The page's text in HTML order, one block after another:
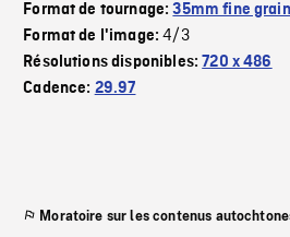
Format de tournage:35mm fine
Format de l'image:4/3
Résolutions disponibles:720 x 486
Cadence: 29.97
Moratoire sur les contenus